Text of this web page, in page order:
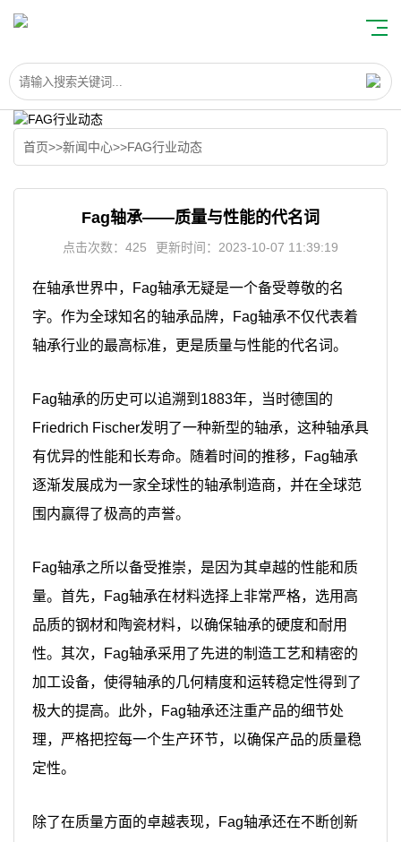
首页>>新闻中心>>FAG行业动态
Fag轴承——质量与性能的代名词
点击次数：425 更新时间：2023-10-07 11:39:19
在轴承世界中，Fag轴承无疑是一个备受尊敬的名
字。作为全球知名的轴承品牌，Fag轴承不仅代表着
轴承行业的最高标准，更是质量与性能的代名词。
Fag轴承的历史可以追溯到1883年，当时德国的
Friedrich Fischer发明了一种新型的轴承，这种轴承具
有优异的性能和长寿命。随着时间的推移，Fag轴承
逐渐发展成为一家全球性的轴承制造商，并在全球范
围内赢得了极高的声誉。
Fag轴承之所以备受推崇，是因为其卓越的性能和质
量。首先，Fag轴承在材料选择上非常严格，选用高
品质的钢材和陶瓷材料，以确保轴承的硬度和耐用
性。其次，Fag轴承采用了先进的制造工艺和精密的
加工设备，使得轴承的几何精度和运转稳定性得到了
极大的提高。此外，Fag轴承还注重产品的细节处
理，严格把控每一个生产环节，以确保产品的质量稳
定性。
除了在质量方面的卓越表现，Fag轴承还在不断创新